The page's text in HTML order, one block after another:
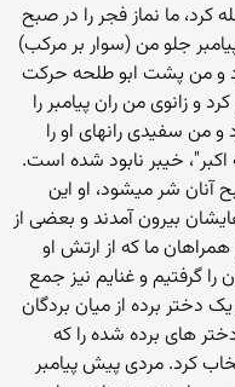
ما نماز فجر را در صبح
جلو من (سوار بر مرکب)
و من پشت ابو طلحه حرکت
و زانوی من ران پیامبر را
و من سفیدی رانهای او را
خیبر نابود شده است.
آنان شر میشود، او این
بیرون آمدند و بعضی از
ما که از ارتش او
را گرفتیم و غنایم نیز جمع
دختر برده از میان بردگان
های برده شده را که
کرد. مردی پیش پیامبر